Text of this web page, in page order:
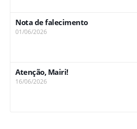
Nota de falecimento
01/06/2026
Atenção, Mairi!
16/06/2026